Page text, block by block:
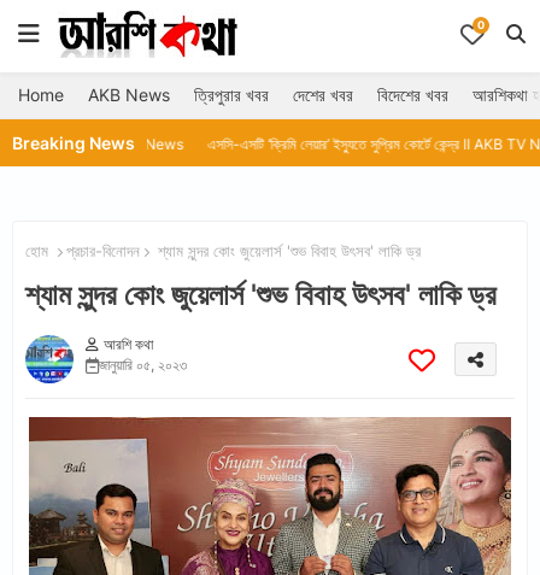
0
Home AKB News ত্রিপুরার খবর দেশের খবর বিদেশের খবর আরশিকথা
Breaking News
TV News এসসি-এসটি ‘ক্রিমি লেয়ার’ ইস্যুতে সুপ্রিম কোর্টে কেন্দ্র ll AKB TV News
হোম প্রচার-বিনোদন শ্যাম সুন্দর কোং জুয়েলার্স 'শুভ বিবাহ উৎসব' লাকি ড্র
শ্যাম সুন্দর কোং জুয়েলার্স 'শুভ বিবাহ উৎসব' লাকি ড্র
আরশি কথা
জানুয়ারি ০৫, ২০২৩